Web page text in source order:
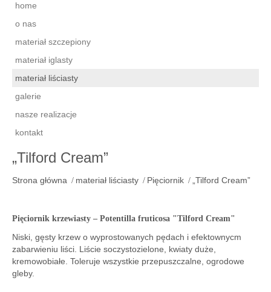
home
o nas
materiał szczepiony
materiał iglasty
materiał liściasty
galerie
nasze realizacje
kontakt
„Tilford Cream”
Strona główna materiał liściasty Pięciornik „Tilford Cream”
Pięciornik krzewiasty – Potentilla fruticosa "Tilford Cream"
Niski, gęsty krzew o wyprostowanych pędach i efektownycm
zabarwieniu liści. Liście soczystozielone, kwiaty duże,
kremowobiałe. Toleruje wszystkie przepuszczalne, ogrodowe
gleby.